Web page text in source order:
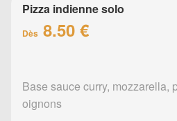
Pizza indienne solo
Dès 8.50 €
Base sauce curry, mozzarella,
oignons